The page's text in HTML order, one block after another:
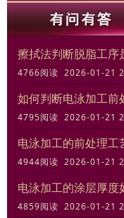
擦拭法判断脱脂工序
4766阅读 2026-01-21
如何判断电泳加工前
4795阅读 2026-01-21
电泳加工的前处理工
4944阅读 2026-01-21
电泳加工的涂层厚度
4859阅读 2026-01-21